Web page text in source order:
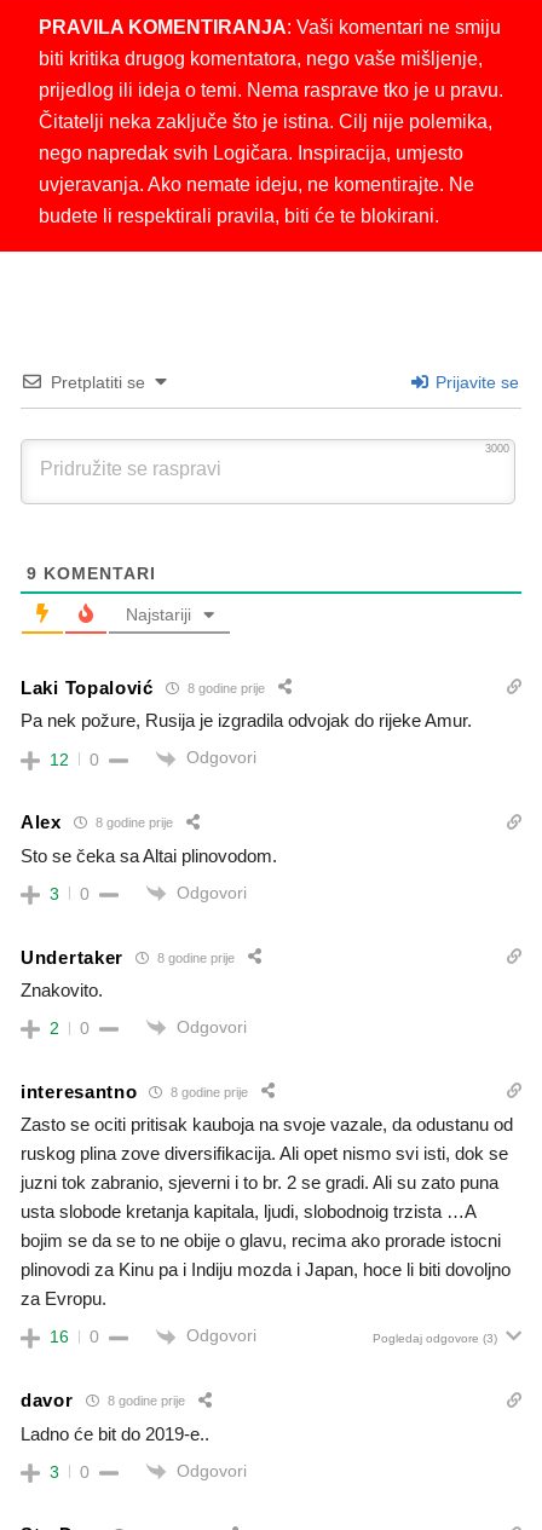
PRAVILA KOMENTIRANJA: Vaši komentari ne smiju
biti kritika drugog komentatora, nego vaše mišljenje,
prijedlog ili ideja o temi. Nema rasprave tko je u pravu.
Čitatelji neka zaključe što je istina. Cilj nije polemika,
nego napredak svih Logičara. Inspiracija, umjesto
uvjeravanja. Ako nemate ideju, ne komentirajte. Ne
budete li respektirali pravila, biti će te blokirani.
Pretplatiti se Prijavite se
3000
9 KOMENTARI
Najstariji
Laki Topalović 8 godine prije
Pa nek požure, Rusija je izgradila odvojak do rijeke Amur.
12 0 Odgovori
Alex 8 godine prije
Sto se čeka sa Altai plinovodom.
3 0 Odgovori
Undertaker 8 godine prije
Znakovito.
2 0 Odgovori
interesantno 8 godine prije
Zasto se ociti pritisak kauboja na svoje vazale, da odustanu od
ruskog plina zove diversifikacija. Ali opet nismo svi isti, dok se
juzni tok zabranio, sjeverni i to br. 2 se gradi. Ali su zato puna
usta slobode kretanja kapitala, ljudi, slobodnoig trzista …A
bojim se da se to ne obije o glavu, recima ako prorade istocni
plinovodi za Kinu pa i Indiju mozda i Japan, hoce li biti dovoljno
za Evropu.
16 0 Odgovori Pogledaj odgovore (3)
davor 8 godine prije
Ladno će bit do 2019-e..
3 0 Odgovori